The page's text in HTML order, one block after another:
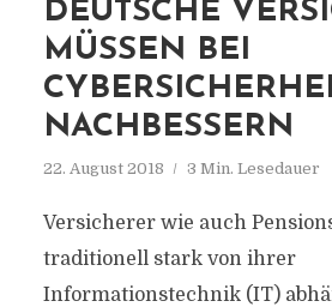
DEUTSCHE
MÜSSEN BEI
NACHBESSERN
22. August 2018 3 Min. Lesedauer
Versicherer wie auch
traditionell stark von ihrer
Informationstechnik (IT)